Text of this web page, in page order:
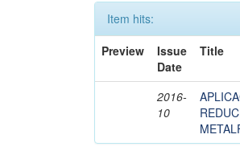
Item hits:
Preview
Issue
Date
Title
2016-
10